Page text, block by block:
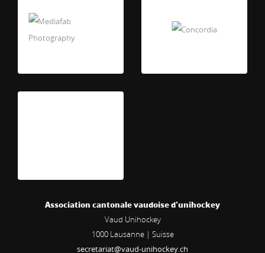
Association cantonale vaudoise d'unihockey
Vaud Unihockey
1000 Lausanne | Suisse
secretariat@vaud-unihockey.ch